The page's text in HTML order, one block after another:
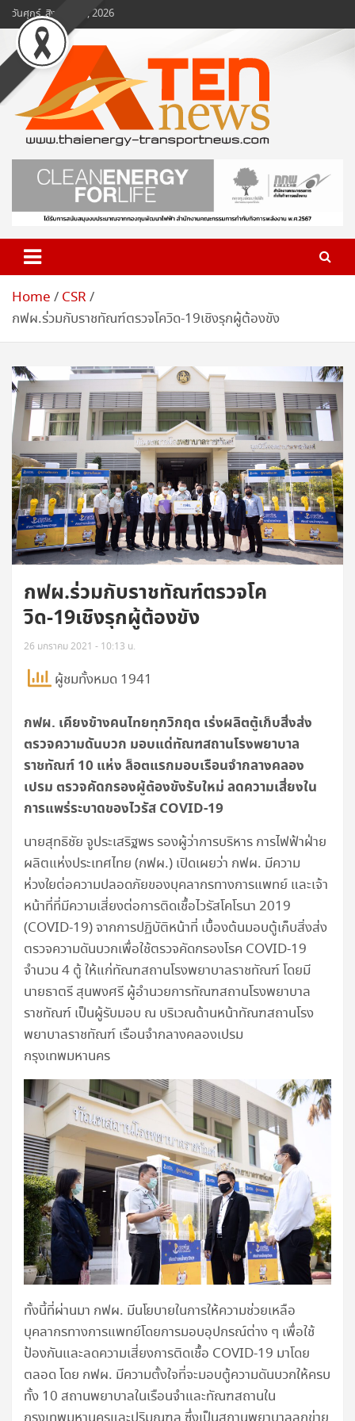
Skip
to
content
วันศุกร์, สิงหาคม 7, 2026
www.ten-news.com
ข่าวพลังงานและคมนาคม
Home
CSR
กฟผ.ร่วมกับราชทัณฑ์ตรวจโควิด-19เชิงรุกผู้ต้องขัง
กฟผ.ร่วมกับราชทัณฑ์ตรวจโค
วิด-19เชิงรุกผู้ต้องขัง
26 มกราคม 2021 - 10:13 น.
ผู้ชมทั้งหมด 1941
กฟผ. เคียงข้างคนไทยทุกวิกฤต เร่งผลิตตู้เก็บสิ่งส่ง
ตรวจความดันบวก มอบแด่ทัณฑสถานโรงพยาบาล
ราชทัณฑ์ 10 แห่ง ล็อตแรกมอบเรือนจำกลางคลอง
เปรม ตรวจคัดกรองผู้ต้องขังรับใหม่ ลดความเสี่ยงใน
การแพร่ระบาดของไวรัสCOVID-19
นายสุทธิชัย จูประเสริฐพร รองผู้ว่าการบริหาร การไฟฟ้าฝ่าย
ผลิตแห่งประเทศไทย (กฟผ.) เปิดเผยว่า กฟผ. มีความ
ห่วงใยต่อความปลอดภัยของบุคลากรทางการแพทย์ และเจ้า
หน้าที่ที่มีความเสี่ยงต่อการติดเชื้อไวรัสโคโรนา 2019
(COVID-19) จากการปฏิบัติหน้าที่ เบื้องต้นมอบตู้เก็บสิ่งส่ง
ตรวจความดันบวกเพื่อใช้ตรวจคัดกรองโรค COVID-19
จำนวน 4 ตู้ ให้แก่ทัณฑสถานโรงพยาบาลราชทัณฑ์ โดยมี
นายธาตรี สุนพงศรี ผู้อำนวยการทัณฑสถานโรงพยาบาล
ราชทัณฑ์ เป็นผู้รับมอบ ณ บริเวณด้านหน้าทัณฑสถานโรง
พยาบาลราชทัณฑ์ เรือนจำกลางคลองเปรม
กรุงเทพมหานคร
ทั้งนี้ที่ผ่านมา กฟผ. มีนโยบายในการให้ความช่วยเหลือ
บุคลากรทางการแพทย์โดยการมอบอุปกรณ์ต่าง ๆ เพื่อใช้
ป้องกันและลดความเสี่ยงการติดเชื้อ COVID-19 มาโดย
ตลอด โดย กฟผ. มีความตั้งใจที่จะมอบตู้ความดันบวกให้ครบ
ทั้ง 10 สถานพยาบาลในเรือนจำและทัณฑสถานใน